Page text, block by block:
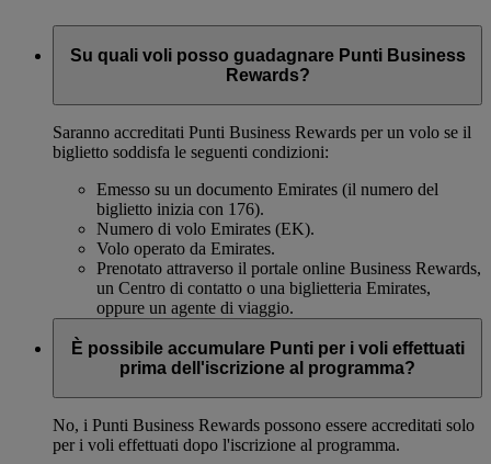
Su quali voli posso guadagnare Punti Business
Rewards?
Saranno accreditati Punti Business Rewards per un volo se il
biglietto soddisfa le seguenti condizioni:
Emesso su un documento Emirates (il numero del
biglietto inizia con 176).
Numero di volo Emirates (EK).
Volo operato da Emirates.
Prenotato attraverso il portale online Business Rewards,
un Centro di contatto o una biglietteria Emirates,
oppure un agente di viaggio.
È possibile accumulare Punti per i voli effettuati
prima dell'iscrizione al programma?
No, i Punti Business Rewards possono essere accreditati solo
per i voli effettuati dopo l'iscrizione al programma.